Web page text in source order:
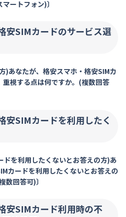
ートフォン)〕
安SIMカードのサービス選
)あなたが、格安スマホ・格安SIMカ
視する点は何ですか。(複数回答
安SIMカードを利用したく
ドを利用したくないとお答えの方)あ
カードを利用したくないとお答えの
数回答可)〕
安SIMカード利用時の不